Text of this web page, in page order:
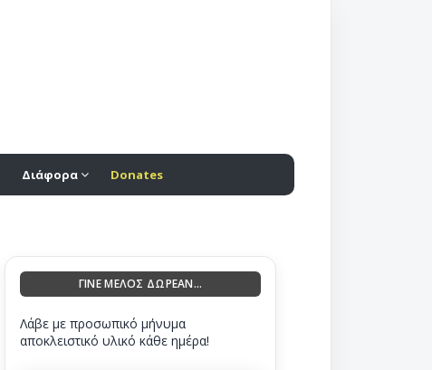
Διάφορα Donates
ΓΙΝΕ ΜΕΛΟΣ ΔΩΡΕΑΝ...
Λάβε με προσωπικό μήνυμα
αποκλειστικό υλικό κάθε ημέρα!